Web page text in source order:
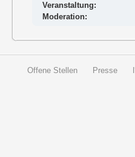
Veranstaltung:
Moderation:
Offene Stellen Presse